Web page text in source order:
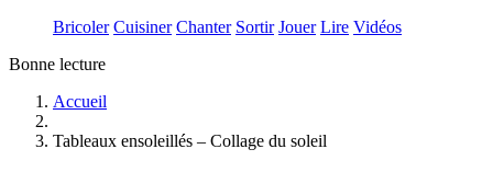
Bricoler Cuisiner Chanter Sortir Jouer Lire Vidéos
Bonne lecture
Accueil
Tableaux ensoleillés – Collage du soleil